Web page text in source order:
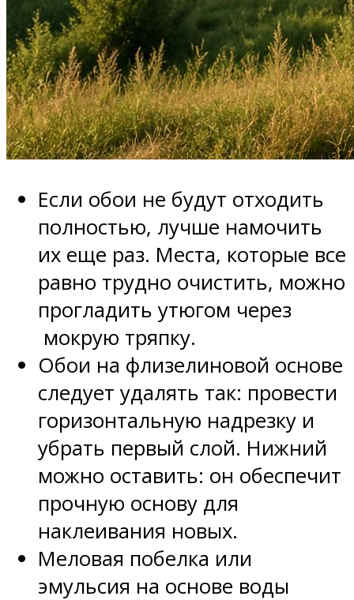
Если обои не будут отходить
полностью, лучше намочить
их еще раз. Места, которые все
равно трудно очистить, можно
прогладить утюгом через
мокрую тряпку.
Обои на флизелиновой основе
следует удалять так: провести
горизонтальную надрезку и
убрать первый слой. Нижний
можно оставить: он обеспечит
прочную основу для
наклеивания новых.
Меловая побелка или
эмульсия на основе воды